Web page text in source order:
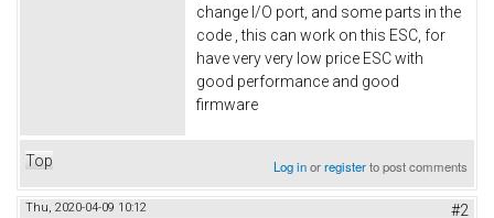
change I/O port, and some parts in the
code , this can work on this ESC, for
have very very low price ESC with
good performance and good
firmware
Top Log inorregisterto post comments
Thu, 2020-04-09 10:12 #2